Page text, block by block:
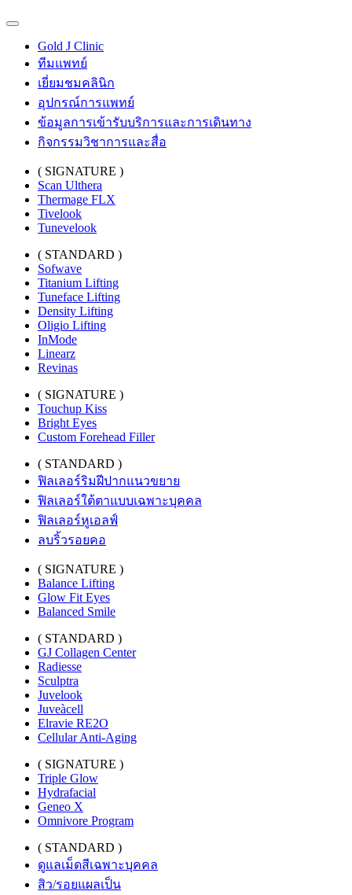
Gold J Clinic
ทีมแพทย์
เยี่ยมชมคลินิก
อุปกรณ์การแพทย์
ข้อมูลการเข้ารับบริการและการเดินทาง
กิจกรรมวิชาการและสื่อ
( SIGNATURE )
Scan Ulthera
Thermage FLX
Tivelook
Tunevelook
( STANDARD )
Sofwave
Titanium Lifting
Tuneface Lifting
Density Lifting
Oligio Lifting
InMode
Linearz
Revinas
( SIGNATURE )
Touchup Kiss
Bright Eyes
Custom Forehead Filler
( STANDARD )
ฟิลเลอร์ริมฝีปากแนวขยาย
ฟิลเลอร์ใต้ตาแบบเฉพาะบุคคล
ฟิลเลอร์หูเอลฟ์
ลบริ้วรอยคอ
( SIGNATURE )
Balance Lifting
Glow Fit Eyes
Balanced Smile
( STANDARD )
GJ Collagen Center
Radiesse
Sculptra
Juvelook
Juveàcell
Elravie RE2O
Cellular Anti-Aging
( SIGNATURE )
Triple Glow
Hydrafacial
Geneo X
Omnivore Program
( STANDARD )
ดูแลเม็ดสีเฉพาะบุคคล
สิว/รอยแผลเป็น